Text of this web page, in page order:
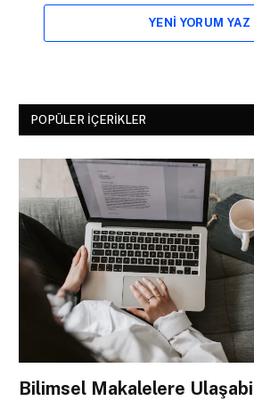
YENI YORUM YAZ
POPÜLER İÇERIKLER
Bilimsel Makalelere